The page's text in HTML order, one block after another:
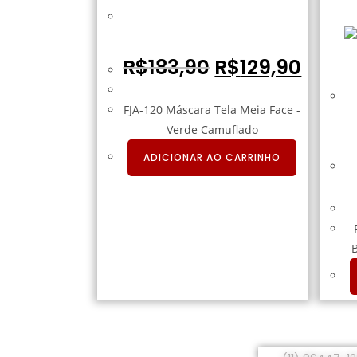
R$183,90 R$129,90
FJA-120 Máscara Tela Meia Face -
Verde Camuflado
ADICIONAR AO CARRINHO